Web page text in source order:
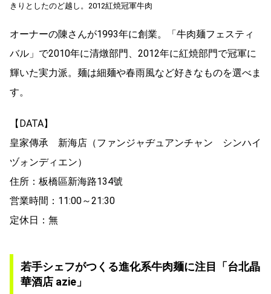
きりとしたのど越し。2012紅焼冠軍牛肉
オーナーの陳さんが1993年に創業。「牛肉麺フェスティ
バル」で2010年に清燉部門、2012年に紅焼部門で冠軍に
輝いた実力派。麺は細麺や春雨風など好きなものを選べま
す。
【DATA】
皇家傳承 新海店（ファンジャヂュアンチャン シンハイ
ヅォンディエン）
住所：板橋區新海路134號
営業時間：11:00～21:30
定休日：無
若手シェフがつくる進化系牛肉麺に注目「台北晶
華酒店 azie」